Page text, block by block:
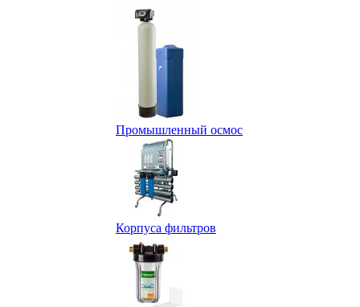
Промышленный осмос
Корпуса фильтров